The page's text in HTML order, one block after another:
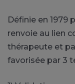
Définie en 1979
renvoie au lien
thérapeute et
favorisée par 3